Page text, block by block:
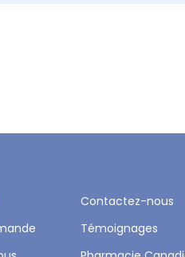
Contactez-nous
Témoignages